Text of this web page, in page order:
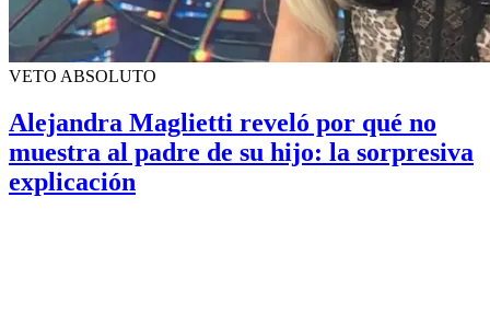
VETO ABSOLUTO
Alejandra Maglietti reveló por qué no
muestra al padre de su hijo: la sorpresiva
explicación